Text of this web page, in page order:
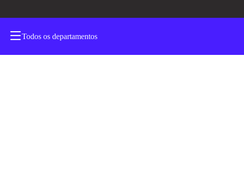
Todos os departamentos